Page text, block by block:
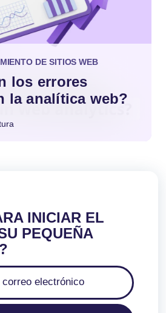
DE SITIOS WEB
los errores
la analítica web?
INICIAR EL
PEQUEÑA